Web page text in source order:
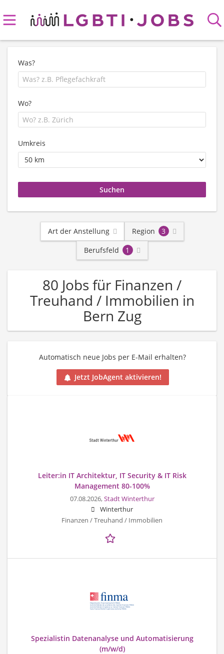
Was?
Wo?
Umkreis
Art der Anstellung Region
3
Berufsfeld
1
80 Jobs für Finanzen /
Treuhand / Immobilien in
Bern Zug
Automatisch neue Jobs per E-Mail erhalten?
Jetzt JobAgent aktivieren!
Leiter:in IT Architektur, IT Security & IT Risk
Management 80-100%
07.08.2026,Stadt Winterthur
Winterthur
Finanzen / Treuhand / Immobilien
Spezialistin Datenanalyse und Automatisierung
(m/w/d)